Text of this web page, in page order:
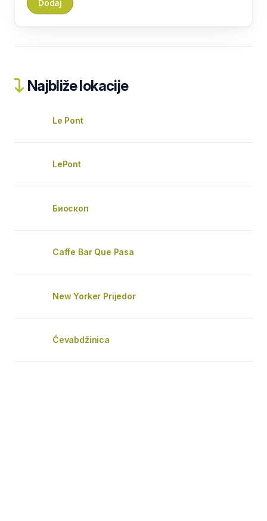
Najbliže lokacije
Le Pont
LePont
Биоскоп
Caffe Bar Que Pasa
New Yorker Prijedor
Ćevabdžinica